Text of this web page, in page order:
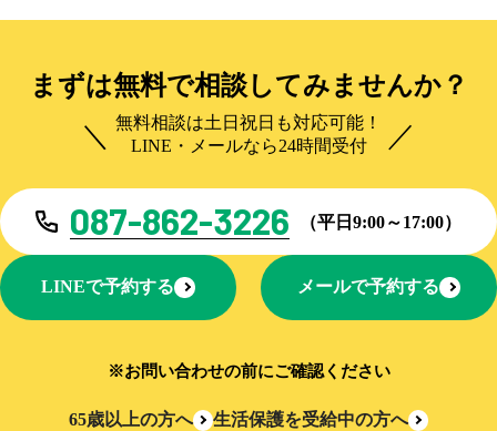
まずは無料で相談してみませんか？
無料相談は土日祝日も対応可能！
LINE・メールなら24時間受付
087-862-3226 （平日9:00～17:00）
LINEで予約する メールで予約する
※お問い合わせの前にご確認ください
65歳以上の方へ 生活保護を受給中の方へ